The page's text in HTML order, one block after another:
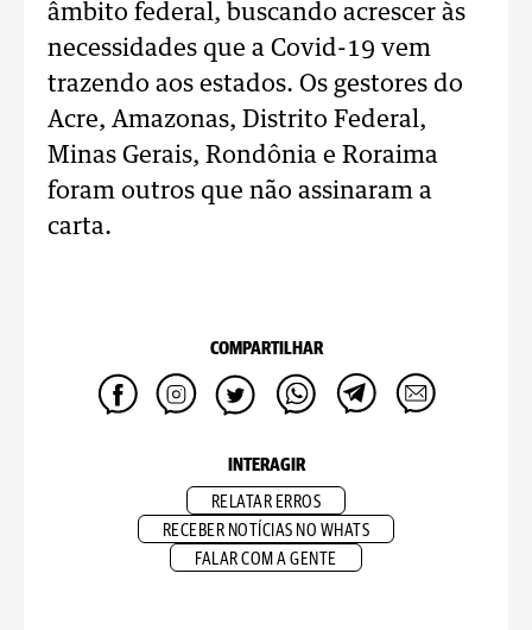
âmbito federal, buscando acrescer às
necessidades que a Covid-19 vem
trazendo aos estados. Os gestores do
Acre, Amazonas, Distrito Federal,
Minas Gerais, Rondônia e Roraima
foram outros que não assinaram a
carta.
COMPARTILHAR
INTERAGIR
RELATAR ERROS
RECEBER NOTÍCIAS NO WHATS
FALAR COM A GENTE